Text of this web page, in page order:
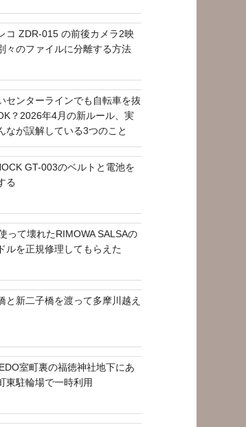
コ ZDR-015 の前後カメラ2映
々のファイルに分離する方法
センターラインでも自転車を抜
？2026年4月の新ルール、実
なが誤解している3つのこと
GT-003のベルトと電池を
る
って壊れたRIMOWA SALSAの
ルを正規修理してもらえた
と新二子橋を渡って多摩川越え
室町裏の福徳神社地下にあ
東駐輪場で一時利用